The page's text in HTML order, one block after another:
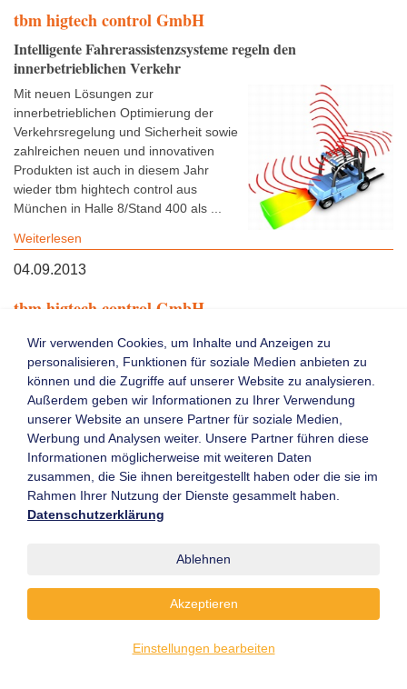
tbm higtech control GmbH
Intelligente Fahrerassistenzsysteme regeln den
innerbetrieblichen Verkehr
Mit neuen Lösungen zur
innerbetrieblichen Optimierung der
Verkehrsregelung und Sicherheit sowie
zahlreichen neuen und innovativen
Produkten ist auch in diesem Jahr
wieder tbm hightech control aus
München in Halle 8/Stand 400 als ...
Weiterlesen
04.09.2013
tbm higtech control GmbH
Aktive Unfallvermeidung durch Fahrer-Assistenz-Systeme
Hersteller und Betreiber von
Flurförderzeugen sind gemäß
Betriebssicherheitsverordnung
verpflichtet, dafür Sorge zu tragen, dass
beim Einsatz der Geräte Unfälle
möglichst bereits im Vorfeld vermieden
werden. Zu beachten ist dabei auch ...
Weiterlesen
Ein wesentlicher Beitrag zu mehr Sicherheit
Outdoor-Geschwindigkeitsreglers IOG-
Wir verwenden Cookies, um Inhalte und Anzeigen zu
personalisieren, Funktionen für soziale Medien anbieten zu
können und die Zugriffe auf unserer Website zu analysieren.
Außerdem geben wir Informationen zu Ihrer Verwendung
unserer Website an unsere Partner für soziale Medien,
Werbung und Analysen weiter. Unsere Partner führen diese
Informationen möglicherweise mit weiteren Daten
zusammen, die Sie ihnen bereitgestellt haben oder die sie im
Rahmen Ihrer Nutzung der Dienste gesammelt haben.
Datenschutzerklärung
Ablehnen
Akzeptieren
Einstellungen bearbeiten